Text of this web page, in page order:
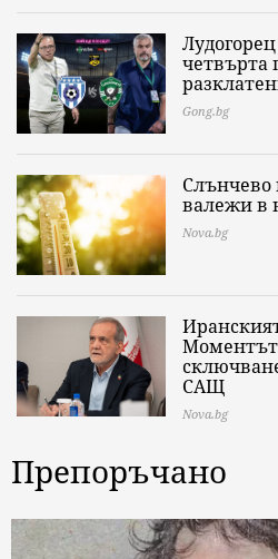
четвърта
Gong.bg
Слънчево
валежи в
Nova.bg
Моментът
САЩ
Nova.bg
Препоръчано